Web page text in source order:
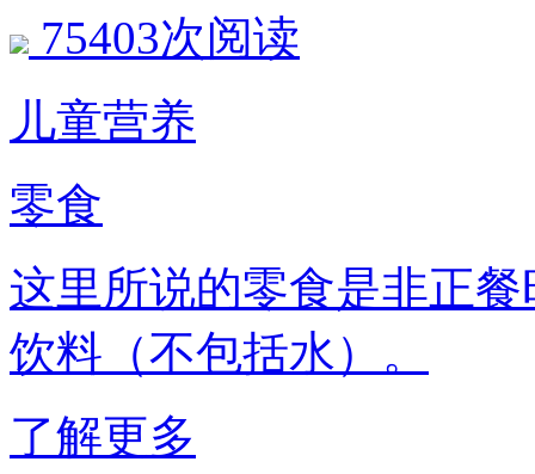
75403次阅读
儿童营养
零食
这里所说的零食是非正
饮料（不包括水）。
了解更多